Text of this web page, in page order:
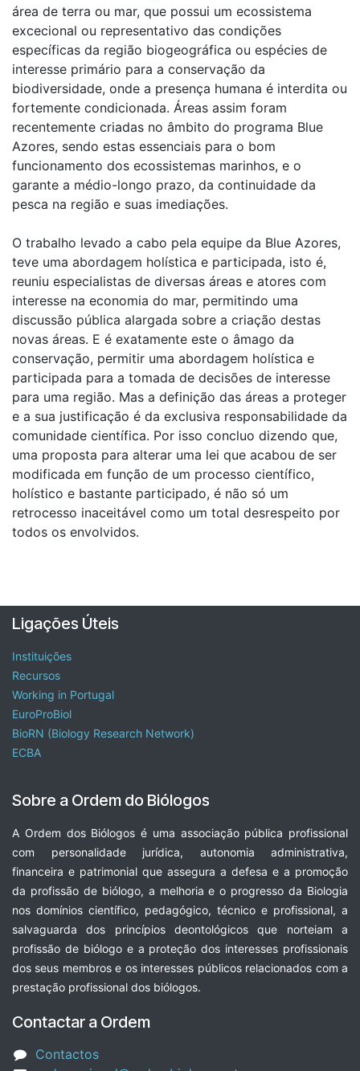
área de terra ou mar, que possui um ecossistema
excecional ou representativo das condições
específicas da região biogeográfica ou espécies de
interesse primário para a conservação da
biodiversidade, onde a presença humana é interdita ou
fortemente condicionada. Áreas assim foram
recentemente criadas no âmbito do programa Blue
Azores, sendo estas essenciais para o bom
funcionamento dos ecossistemas marinhos, e o
garante a médio-longo prazo, da continuidade da
pesca na região e suas imediações.
O trabalho levado a cabo pela equipe da Blue Azores,
teve uma abordagem holística e participada, isto é,
reuniu especialistas de diversas áreas e atores com
interesse na economia do mar, permitindo uma
discussão pública alargada sobre a criação destas
novas áreas. E é exatamente este o âmago da
conservação, permitir uma abordagem holística e
participada para a tomada de decisões de interesse
para uma região. Mas a definição das áreas a proteger
e a sua justificação é da exclusiva responsabilidade da
comunidade científica. Por isso concluo dizendo que,
uma proposta para alterar uma lei que acabou de ser
modificada em função de um processo científico,
holístico e bastante participado, é não só um
retrocesso inaceitável como um total desrespeito por
todos os envolvidos.
Ligações Úteis
Instituições
Recursos
Working in Portugal
EuroProBiol
BioRN (Biology Research Network)
ECBA
Sobre a Ordem do Biólogos
A Ordem dos Biólogos é uma associação pública profissional
com personalidade jurídica, autonomia administrativa,
financeira e patrimonial que assegura a defesa e a promoção
da profissão de biólogo, a melhoria e o progresso da Biologia
nos domínios científico, pedagógico, técnico e profissional, a
salvaguarda dos princípios deontológicos que norteiam a
profissão de biólogo e a proteção dos interesses profissionais
dos seus membros e os interesses públicos relacionados com a
prestação profissional dos biólogos.
Contactar a Ordem
Contactos